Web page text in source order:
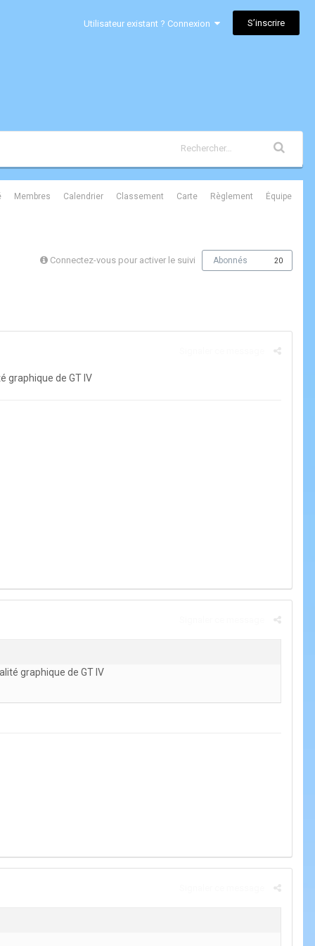
Utilisateur existant ? Connexion S’inscrire
Membres Calendrier Classement Carte Règlement Équipe
Connectez-vous pour activer le suivi Abonnés 20
graphique de GT IV
graphique de GT IV